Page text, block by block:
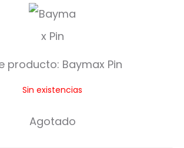
B
a
a
x
producto: Baymax Pin
Sin existencias
Agotado